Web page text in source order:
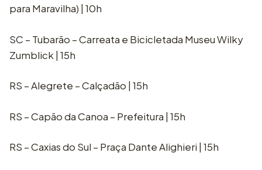
para Maravilha) | 10h
SC – Tubarão – Carreata e Bicicletada Museu Wilky
Zumblick | 15h
RS – Alegrete – Calçadão | 15h
RS – Capão da Canoa – Prefeitura | 15h
RS – Caxias do Sul – Praça Dante Alighieri | 15h